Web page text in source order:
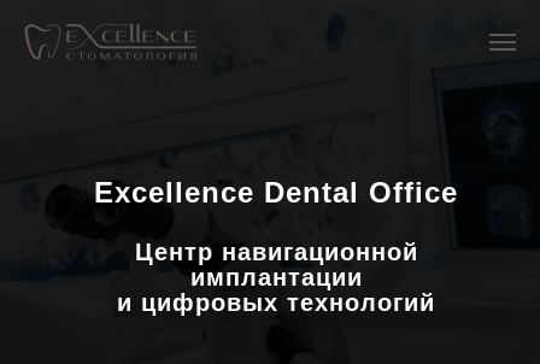
Центр навигационной
имплантации
и цифровых технологий
Excellence Dental Office